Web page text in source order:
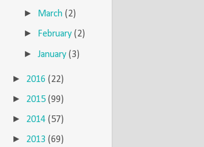
► March(2)
► February(2)
► January(3)
► 2016 (22)
► 2015 (99)
► 2014 (57)
► 2013 (69)